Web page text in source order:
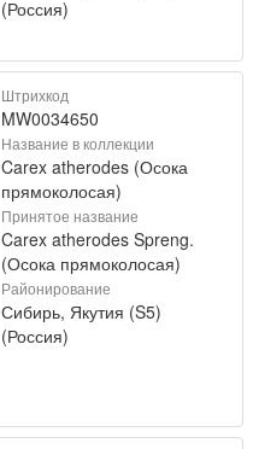
(Россия)
Штрихкод
MW0034650
Название в коллекции
Carex atherodes (Осока
прямоколосая)
Принятое название
Carex atherodes Spreng.
(Осока прямоколосая)
Районирование
Сибирь, Якутия (S5)
(Россия)